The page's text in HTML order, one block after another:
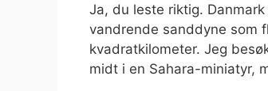
Ja, du leste riktig.
vandrende sanddyne som
kvadratkilometer. Jeg
midt i en Sahara-miniatyr,